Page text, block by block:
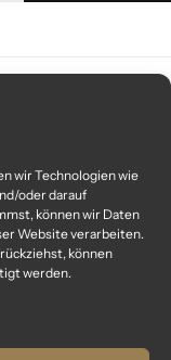
wir Technologien wie
oder darauf
können wir Daten
Website verarbeiten.
können
werden.